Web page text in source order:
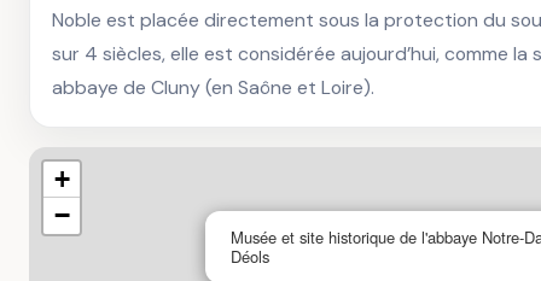
Noble est placée directement sous la protection du
sur 4 siècles, elle est considérée aujourd’hui, comme
abbaye de Cluny (en Saône et Loire).
Musée et site historique de l'abbaye Notre-
Déols
+
−